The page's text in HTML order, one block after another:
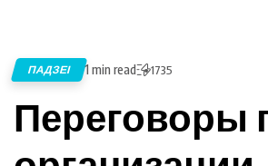
ПАДЗЕІ 1 min read 1735
Переговоры